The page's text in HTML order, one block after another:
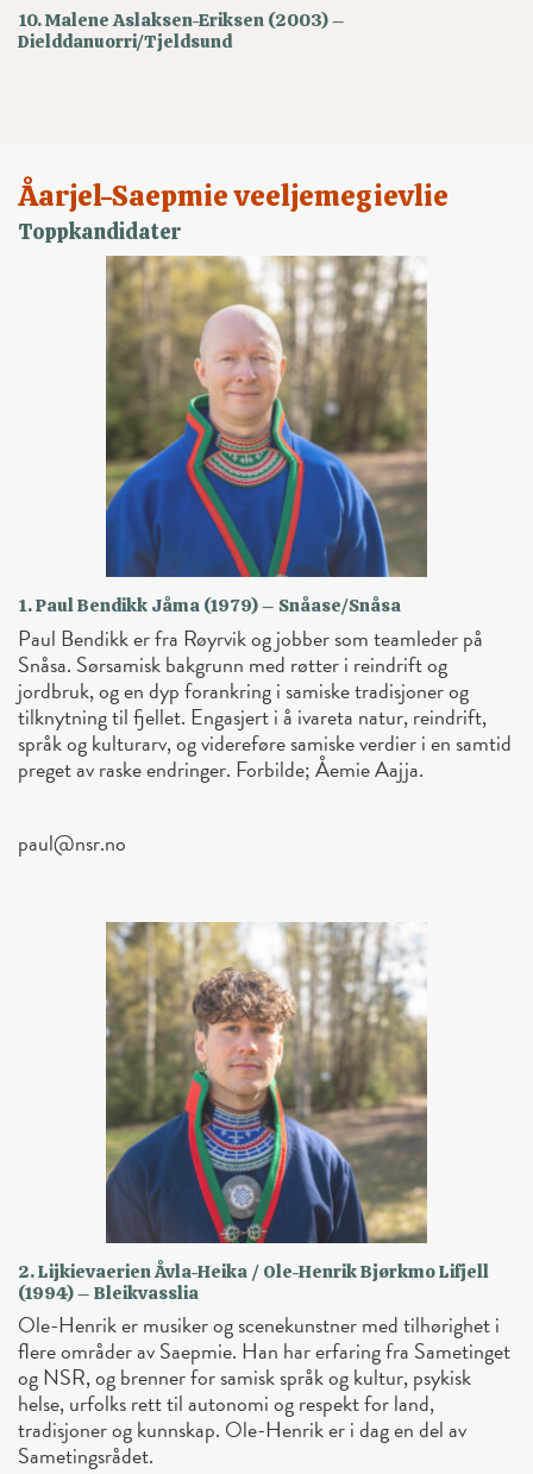
10. Malene Aslaksen-Eriksen (2003) –
Dielddanuorri/Tjeldsund
Åarjel-Saepmie veeljemegievlie
Toppkandidater
1. Paul Bendikk Jåma (1979) – Snåase/Snåsa
Paul Bendikk er fra Røyrvik og jobber som teamleder på
Snåsa. Sørsamisk bakgrunn med røtter i reindrift og
jordbruk, og en dyp forankring i samiske tradisjoner og
tilknytning til fjellet. Engasjert i å ivareta natur, reindrift,
språk og kulturarv, og videreføre samiske verdier i en samtid
preget av raske endringer. Forbilde; Åemie Aajja.
paul@nsr.no
2. Lijkievaerien Åvla-Heika / Ole-Henrik Bjørkmo Lifjell
(1994) – Bleikvasslia
Ole-Henrik er musiker og scenekunstner med tilhørighet i
flere områder av Saepmie. Han har erfaring fra Sametinget
og NSR, og brenner for samisk språk og kultur, psykisk
helse, urfolks rett til autonomi og respekt for land,
tradisjoner og kunnskap. Ole-Henrik er i dag en del av
Sametingsrådet.